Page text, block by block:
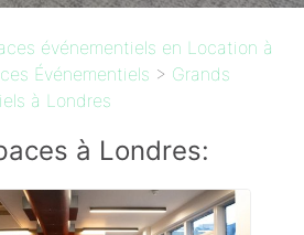
événementiels en Location à
Événementiels > Grands
à Londres
à Londres: